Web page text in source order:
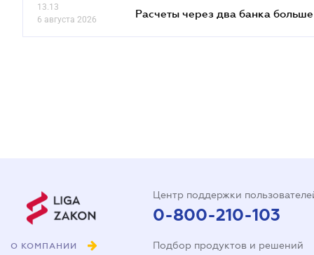
13.13
6 августа 2026
Расчеты через два банка
О КОМПАНИИ
Центр поддержки
0-800-210-103
Подбор продуктов и решений